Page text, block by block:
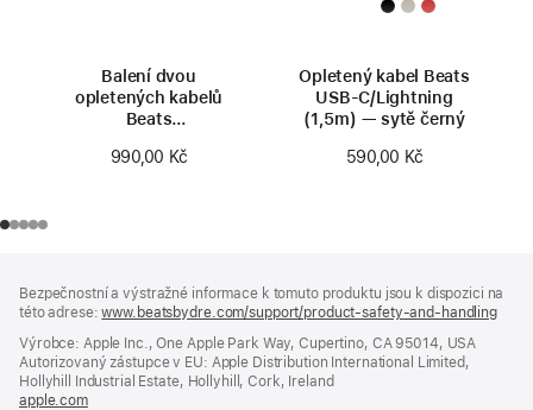
Balení dvou
opletených kabelů
Beats
černé
990,00 Kč
Opletený kabel Beats
USB‑C/Lightning
(1,5m) — sytě černý
590,00 Kč
Bezpečnostní a výstražné informace k tomuto produktu jsou k dispozici na
této adrese:www.beatsbydre.com/support/product-safety-and-handling
Výrobce: Apple Inc., One Apple Park Way, Cupertino, CA 95014, USA
Autorizovaný zástupce v EU: Apple Distribution International Limited,
Hollyhill Industrial Estate, Hollyhill, Cork, Ireland
apple.com(otevře